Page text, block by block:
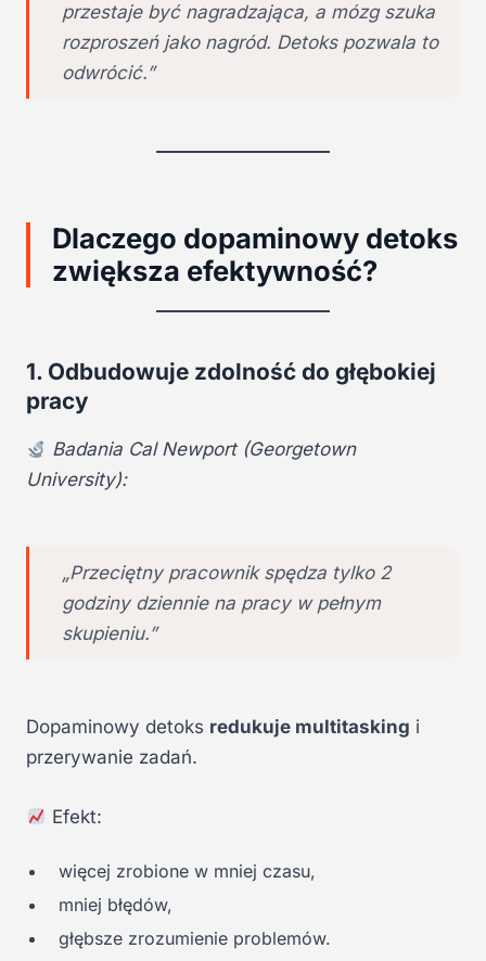
przestaje być nagradzająca, a mózg szuka
rozproszeń jako nagród. Detoks pozwala to
odwrócić.”
Dlaczego dopaminowy detoks
zwiększa efektywność?
1. Odbudowuje zdolność do głębokiej
pracy
Badania Cal Newport (Georgetown
University):
„Przeciętny pracownik spędza tylko 2
godziny dziennie na pracy w pełnym
skupieniu.”
Dopaminowy detoks redukuje multitasking i
przerywanie zadań.
Efekt:
więcej zrobione w mniej czasu,
mniej błędów,
głębsze zrozumienie problemów.